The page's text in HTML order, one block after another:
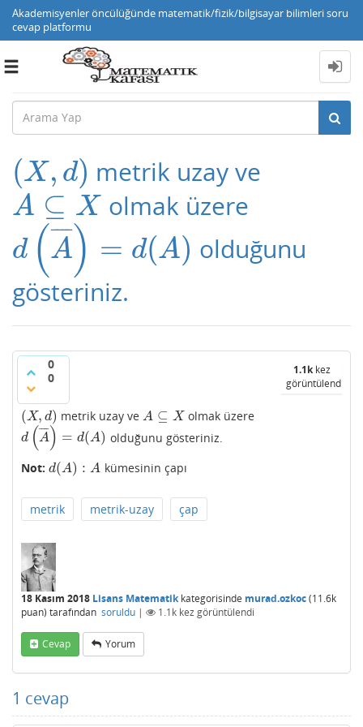
Akademisyenler öncülüğünde matematik/fizik/bilgisayar bilimleri soru
cevap platformu
Toggle
(X, d)
(X,d) metrik uzay ve
A ⊆ X
A⊆X olmak üzere
d (A
¯¯
¯¯ ) = d(A)
d( A ¯)=d (A)
olduğunu
gösteriniz.
0
0
1.1kkez
görüntülendi
(X, d)
(X,d) metrik uzay veA ⊆ X
A⊆X olmak üzere
d (A
¯¯
¯¯) = d(A)
d A ¯)=d (A
olduğunu gösteriniz.
Not: d(A) : A
d(A):A kümesinin çapı
metrik metrik-uzay çap
18 Kasım 2018 Lisans Matematikkategorisinde murad.ozkoc(11.6k
puan) tarafından soruldu | 1.1k kez görüntülendi
Cevap Yorum
1 cevap